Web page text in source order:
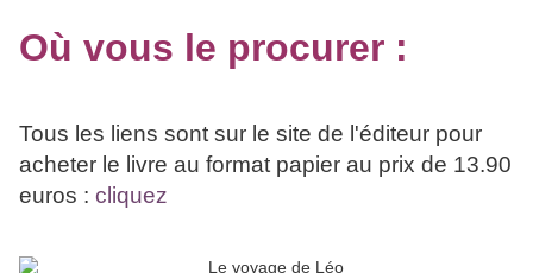
Où vous le procurer :
Tous les liens sont sur le site de l'éditeur pour
acheter le livre au format papier au prix de 13.90
euros : cliquez